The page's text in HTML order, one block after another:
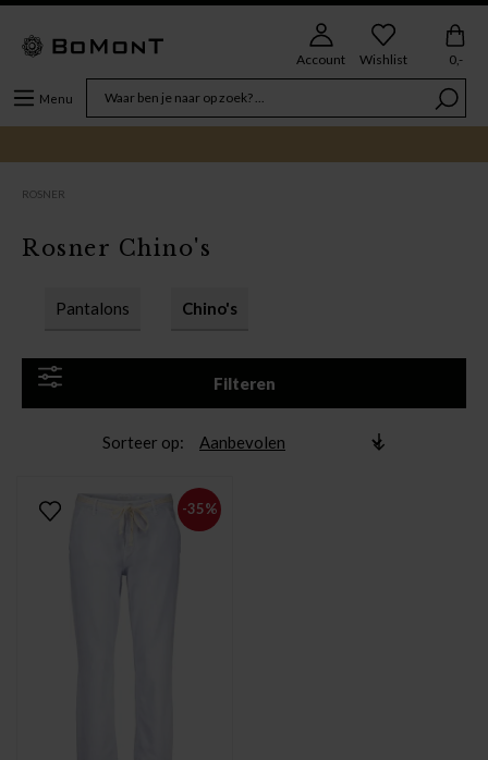
Menu
Account Wishlist 0,-
ROSNER
Pantalons Chino's
Filteren
Rosner Chino's
Sorteer op
-35%